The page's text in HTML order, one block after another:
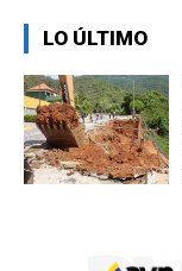
LO ÚLTIMO